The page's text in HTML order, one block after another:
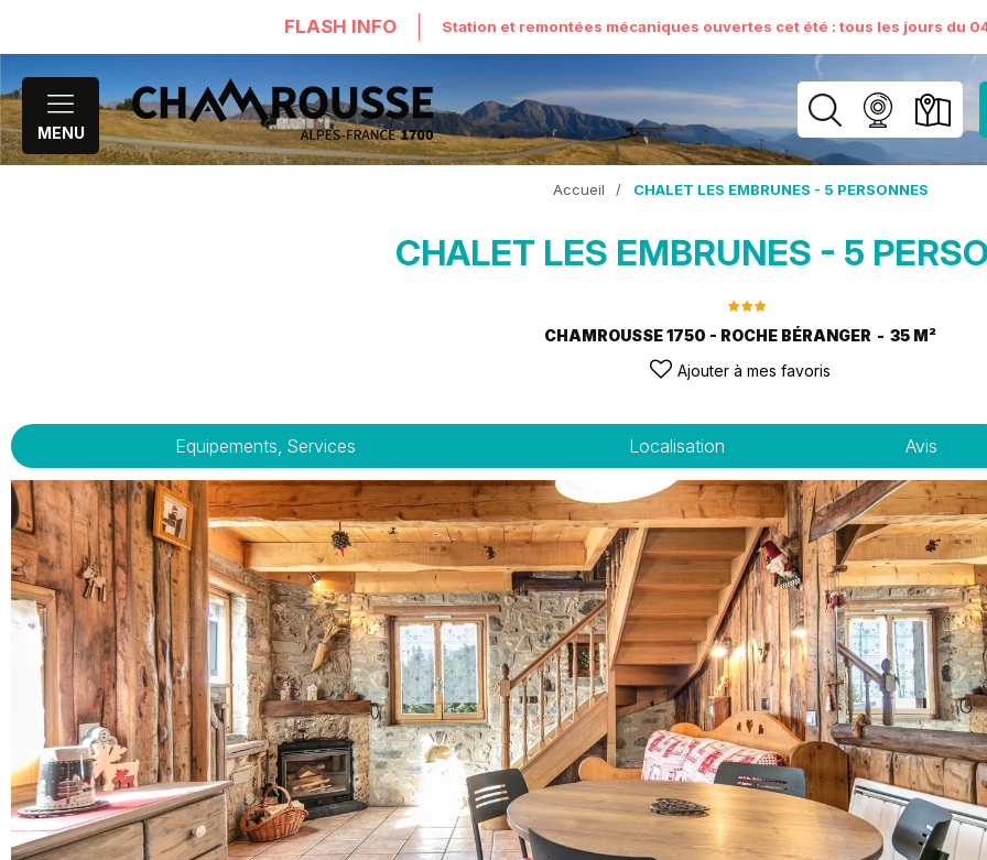
FLASH INFO Station et remontées mécaniques ouvertes cet été : tous les jours du
MENU
Accueil / CHALET LES EMBRUNES - 5 PERSONNES
CHALET LES EMBRUNES - 5
CHAMROUSSE 1750 - ROCHE BÉRANGER 35 M²
Ajouter à mes favoris
Equipements, Services Localisation Avis